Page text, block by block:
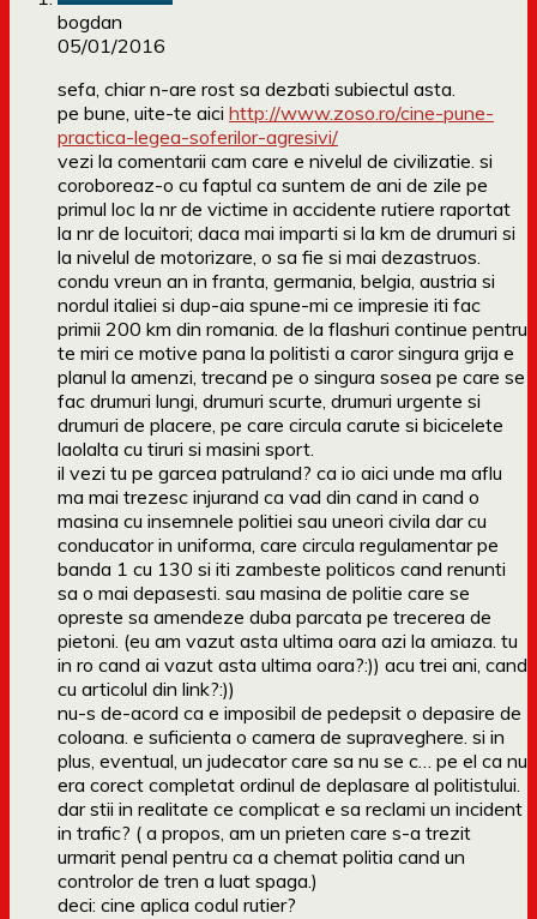
bogdan
05/01/2016
sefa, chiar n-are rost sa dezbati subiectul asta.
pe bune, uite-te aici http://www.zoso.ro/cine-pune-
practica-legea-soferilor-agresivi/
vezi la comentarii cam care e nivelul de civilizatie. si
coroboreaz-o cu faptul ca suntem de ani de zile pe
primul loc la nr de victime in accidente rutiere raportat
la nr de locuitori; daca mai imparti si la km de drumuri si
la nivelul de motorizare, o sa fie si mai dezastruos.
condu vreun an in franta, germania, belgia, austria si
nordul italiei si dup-aia spune-mi ce impresie iti fac
primii 200 km din romania. de la flashuri continue pentru
te miri ce motive pana la politisti a caror singura grija e
planul la amenzi, trecand pe o singura sosea pe care se
fac drumuri lungi, drumuri scurte, drumuri urgente si
drumuri de placere, pe care circula carute si bicicelete
laolalta cu tiruri si masini sport.
il vezi tu pe garcea patruland? ca io aici unde ma aflu
ma mai trezesc injurand ca vad din cand in cand o
masina cu insemnele politiei sau uneori civila dar cu
conducator in uniforma, care circula regulamentar pe
banda 1 cu 130 si iti zambeste politicos cand renunti
sa o mai depasesti. sau masina de politie care se
opreste sa amendeze duba parcata pe trecerea de
pietoni. (eu am vazut asta ultima oara azi la amiaza. tu
in ro cand ai vazut asta ultima oara?:)) acu trei ani, cand
cu articolul din link?:))
nu-s de-acord ca e imposibil de pedepsit o depasire de
coloana. e suficienta o camera de supraveghere. si in
plus, eventual, un judecator care sa nu se c… pe el ca nu
era corect completat ordinul de deplasare al politistului.
dar stii in realitate ce complicat e sa reclami un incident
in trafic? ( a propos, am un prieten care s-a trezit
urmarit penal pentru ca a chemat politia cand un
controlor de tren a luat spaga.)
deci: cine aplica codul rutier?